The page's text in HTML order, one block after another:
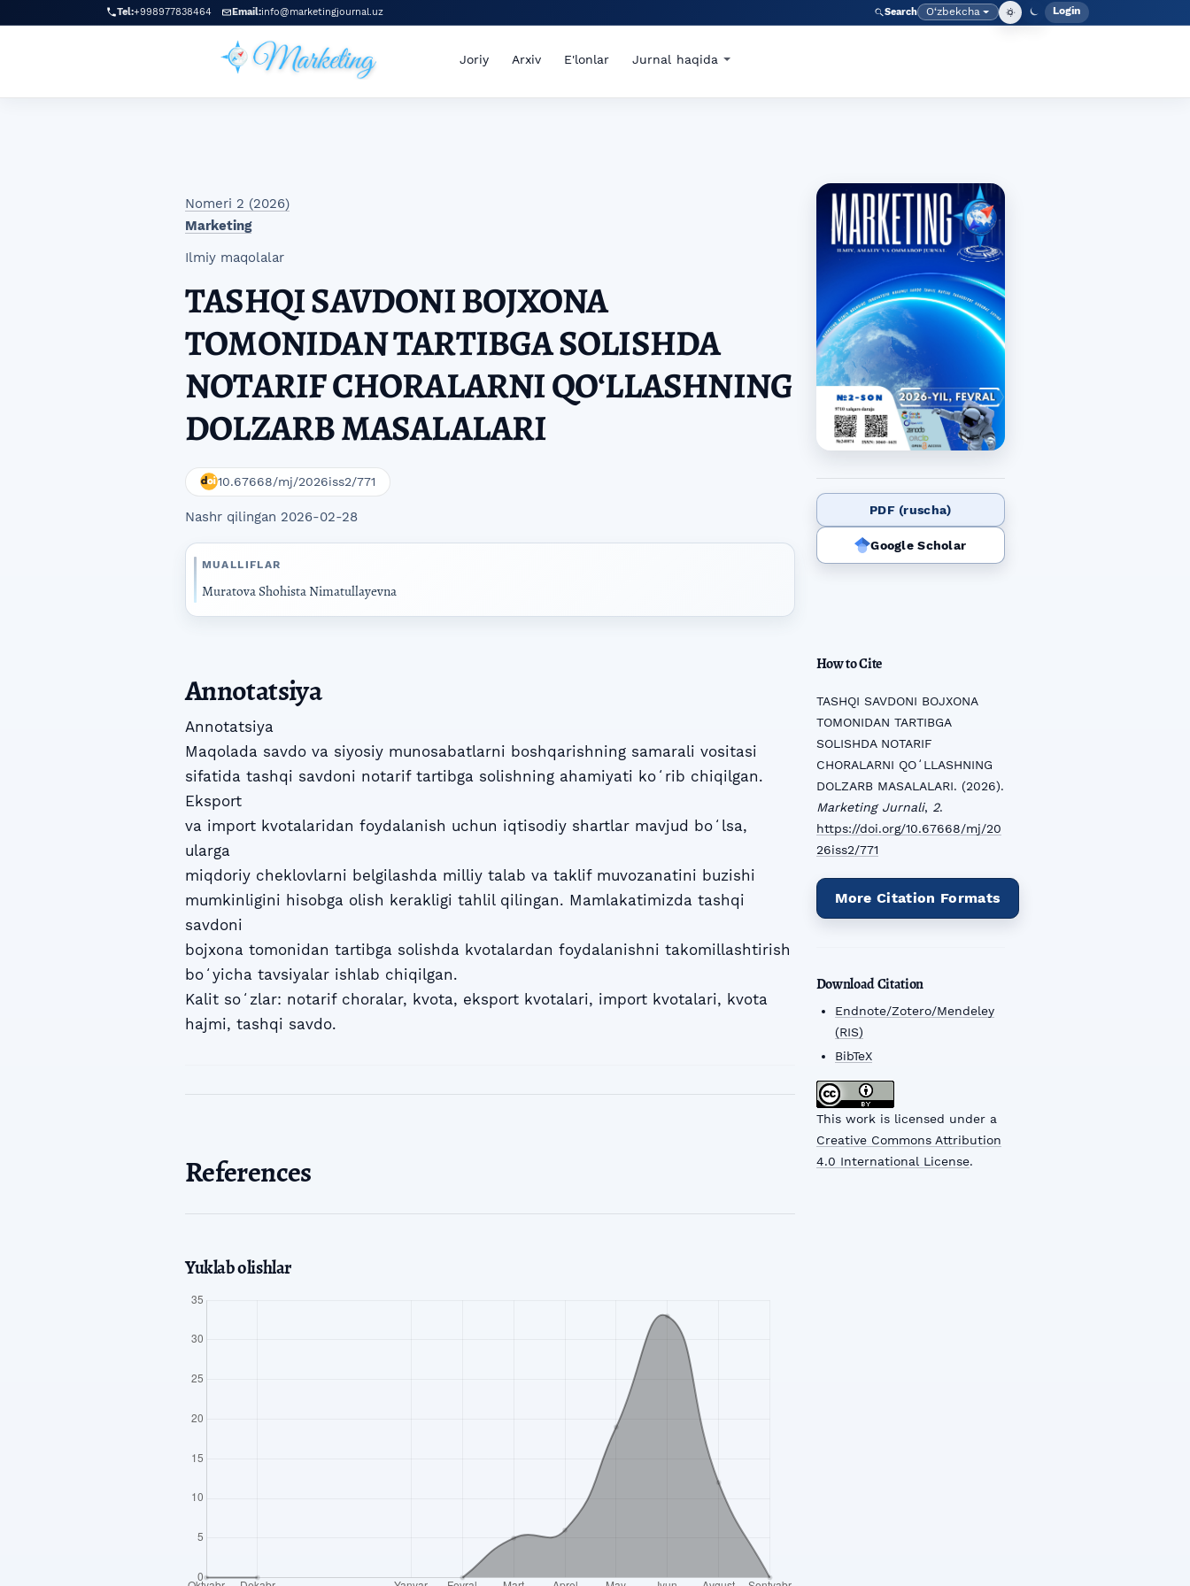
Skip to main navigation menu
Skip to main content
Skip to site footer
Tel:+998977838464 Email:info@marketingjournal.uz Search Language
O‘zbekcha Admin
Login
Joriy Arxiv E'lonlar Jurnal haqida
Nomeri 2 (2026)
Marketing
Ilmiy maqolalar
TASHQI SAVDONI BOJXONA
TOMONIDAN TARTIBGA SOLISHDA
NOTARIF CHORALARNI QOʻLLASHNING
DOLZARB MASALALARI
10.67668/mj/2026iss2/771
Nashr qilingan 2026-02-28
MUALLIFLAR
Muratova Shohista Nimatullayevna
PDF (ruscha)
Google Scholar
How to Cite
TASHQI SAVDONI BOJXONA
TOMONIDAN TARTIBGA
SOLISHDA NOTARIF
CHORALARNI QOʻLLASHNING
DOLZARB MASALALARI. (2026).
Marketing Jurnali, 2.
https://doi.org/10.67668/mj/20
26iss2/771
More Citation Formats
Download Citation
Endnote/Zotero/Mendeley
(RIS)
BibTeX
This work is licensed under a
Creative Commons Attribution
4.0 International License.
Annotatsiya
Annotatsiya
Maqolada savdo va siyosiy munosabatlarni boshqarishning samarali vositasi
sifatida tashqi savdoni notarif tartibga solishning ahamiyati koʻrib chiqilgan.
Eksport
va import kvotalaridan foydalanish uchun iqtisodiy shartlar mavjud boʻlsa,
ularga
miqdoriy cheklovlarni belgilashda milliy talab va taklif muvozanatini buzishi
mumkinligini hisobga olish kerakligi tahlil qilingan. Mamlakatimizda tashqi
savdoni
bojxona tomonidan tartibga solishda kvotalardan foydalanishni takomillashtirish
boʻyicha tavsiyalar ishlab chiqilgan.
Kalit soʻzlar: notarif choralar, kvota, eksport kvotalari, import kvotalari, kvota
hajmi, tashqi savdo.
References
Yuklab olishlar